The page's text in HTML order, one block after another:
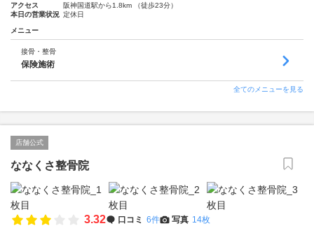
アクセス
阪神国道駅から1.8km （徒歩23分）
本日の営業状況 定休日
メニュー
接骨・整骨
保険施術
全てのメニューを見る
店舗公式
ななくさ整骨院
3.32 口コミ 6件 写真 14枚